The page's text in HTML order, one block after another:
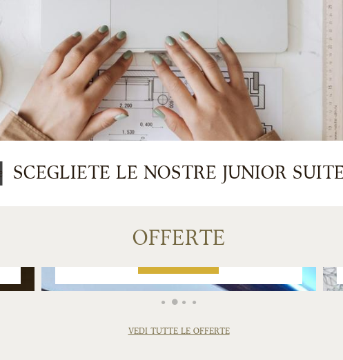
SCEGLIETE LE NOSTRE JUNIOR
OFFERTE
da€413
VEDI TUTTE LE OFFERTE